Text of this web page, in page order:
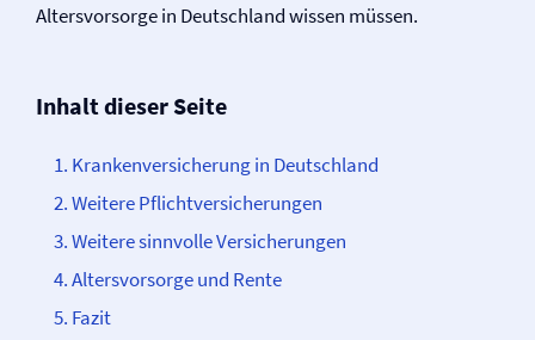
Altersvorsorge in Deutschland wissen müssen.
Inhalt dieser Seite
Kranken­­versicherung in Deutschland
Weitere Pflicht­­versicherungen
Weitere sinnvolle Versicherungen
Altersvorsorge und Rente
Fazit